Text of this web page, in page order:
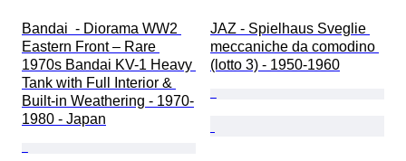
Bandai  - Diorama WW2
Eastern Front – Rare
1970s Bandai KV-1 Heavy
Tank with Full Interior &
Built-in Weathering - 1970-
1980 - Japan
JAZ - Spielhaus Sveglie
meccaniche da comodino
(lotto 3) - 1950-1960